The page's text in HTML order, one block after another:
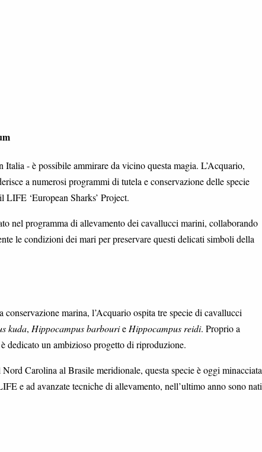
- è possibile ammirare da vicino questa magia. L’Acquario,
a numerosi programmi di tutela e conservazione delle specie
‘European Sharks’ Project.
nel programma di allevamento dei cavallucci marini, collaborando
le condizioni dei mari per preservare questi delicati simboli della
marina, l’Acquario ospita tre specie di cavallucci
kuda, Hippocampus barbourie Hippocampus reidi. Proprio a
dedicato un ambizioso progetto di riproduzione.
Carolina al Brasile meridionale, questa specie è oggi minacciata
e ad avanzate tecniche di allevamento, nell’ultimo anno sono nati